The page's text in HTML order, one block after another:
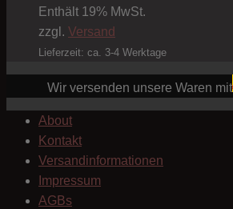
Enthält 19% MwSt.
zzgl. Versand
Lieferzeit: ca. 3-4 Werktage
Wir versenden unsere Waren mit
About
Kontakt
Versandinformationen
Impressum
AGBs